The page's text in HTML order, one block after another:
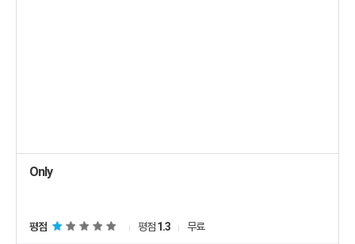
Only
평점 평점1.3 무료